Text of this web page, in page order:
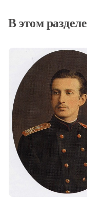
В этом разделе